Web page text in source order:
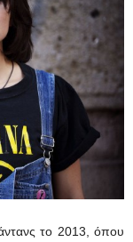
το 2013, όπου